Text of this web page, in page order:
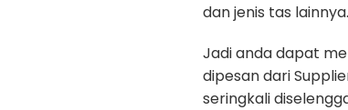
dan jenis tas lainnya.
Jadi anda dapat
dipesan dari
seringkali